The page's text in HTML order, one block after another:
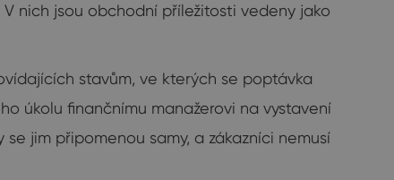
nich jsou obchodní příležitosti vedeny jako
stavům, ve kterých se poptávka
úkolu finančnímu manažerovi na vystavení
jim připomenou samy, a zákazníci nemusí